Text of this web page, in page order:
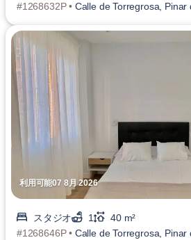
#1268632P • Calle de Torregrosa, Pinar
利用可能07 8月 2026
スタジオ 1
40 m²
#1268646P • Calle de Torregrosa, Pinar